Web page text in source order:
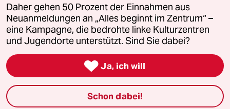
Feedback Redaktionsstatut Kommune-Richtlinien
Leitlinie Informant Datenschutz Impressum AGB
Seitenwende Einwilligungen widerrufen (Ads)
Daher gehen 50 Prozent der Einnahmen aus
Neuanmeldungen an „Alles beginnt im Zentrum“ –
eine Kampagne, die bedrohte linke Kulturzentren
und Jugendorte unterstützt. Sind Sie dabei?
 Ja, ich will
Schon dabei!